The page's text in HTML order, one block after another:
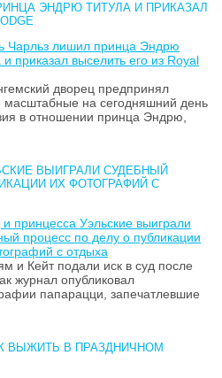
ЭНДРЮ ТИТУЛА И ПРИКАЗАЛ
Чарльз лишил принца Эндрю
и приказал выселить его из Royal
дворец предпринял
на сегодняшний день
в отношении принца Эндрю,
ВЫИГРАЛИ СУДЕБНЫЙ
ИХ ФОТОГРАФИЙ С
принцесса Уэльские выиграли
процесс по делу о публикации
с отдыха
и Кейт подали иск в суд после
журнал опубликовал
папарацци, запечатлевшие
ВЫЖИТЬ В ПРАЗДНИЧНОМ